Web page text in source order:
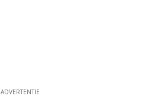
ADVERTENTIE